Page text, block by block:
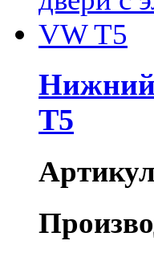
Нижний
T5